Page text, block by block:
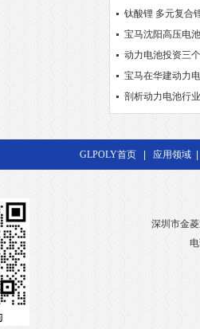
钛酸锂 多元复合
宝马沈阳高压电
动力电池投资三
宝马在华建动力
剖析动力电池行
GLPOLY首页 应用领域
深圳市金